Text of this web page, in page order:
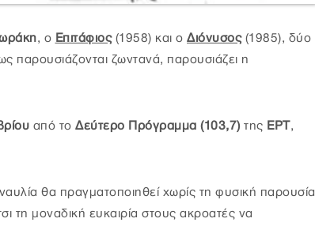
, ο Επιτάφιος(1958) και ο Διόνυσος(1985), δύο
παρουσιάζονται ζωντανά, παρουσιάζει η
από το Δεύτερο Πρόγραμμα (103,7) της ΕΡΤ,
θα πραγματοποιηθεί χωρίς τη φυσική παρουσία
τη μοναδική ευκαιρία στους ακροατές να